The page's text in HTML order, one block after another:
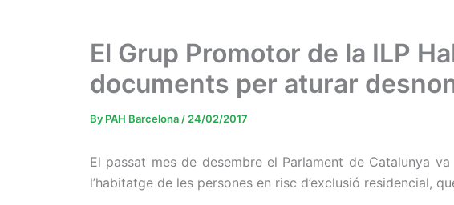
El Grup Promotor de la ILP
documents per aturar
By PAH Barcelona / 24/02/2017
El passat mes de desembre el Parlament de Catalunya
l’habitatge de les persones en risc d’exclusió residencial,